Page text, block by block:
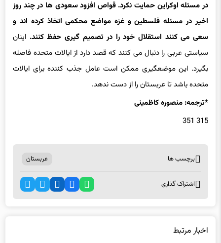
در مسئله اوکراین حمایت نکرد. قواص افزود سعودی ها در چند روز
اخیر در مسئله فلسطین و غزه مواضع محکمی اتخاذ کرده اند و
سعی می کنند استقلال خود را در تصمیم گیری حفظ کنند. اینان
سیاستی عربی را دنبال می کنند که قصد دارد از ایالات متحده فاصله
بگیرد. این موضعگیری ممکن است عامل جذب کننده برای ایالات
متحده باشد تا عربستان را از دست ندهد.
*ترجمه: منصوره کاظمینی
315 351
برچسب ها عربستان
اشتراک گذاری
اخبار مرتبط